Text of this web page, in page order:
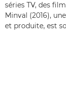
séries TV, des
Minval (2016),
et produite, est